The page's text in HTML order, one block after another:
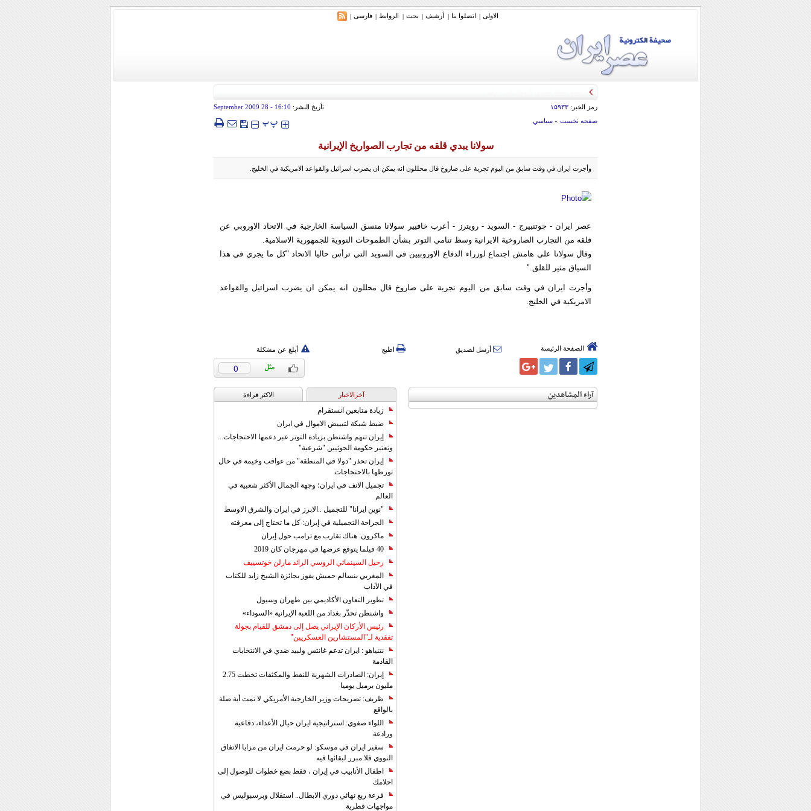
الاولی | اتصلوا بنا | أرشیف | بحث | الروابط | فارسی |
رمز الخبر: ۱۵۹۳۳ تأريخ النشر: 16:10
- 28 September 2009
صفحه نخست» سياسي ‍‍‍ پپ
سولانا يبدي قلقه من تجارب الصواريخ الإيرانية
وأجرت ايران في وقت سابق من اليوم تجربة على صاروخ قال محللون انه يمكن ان يضرب اسرائيل والقواعد الامريكية في الخليج.
عصر ایران - جوتنبيرج - السويد - رويترز - أعرب خافيير سولانا منسق السياسة الخارجية في الاتحاد الاوروبي عن
قلقه من التجارب الصاروخية الايرانية وسط تنامي التوتر بشأن الطموحات النووية للجمهورية الاسلامية.
وقال سولانا على هامش اجتماع لوزراء الدفاع الاوروبيين في السويد التي ترأس حاليا الاتحاد "كل ما يجري في هذا
السياق مثير للقلق."
وأجرت ايران في وقت سابق من اليوم تجربة على صاروخ قال محللون انه يمكن ان يضرب اسرائيل والقواعد
الامريكية في الخليج.
الصفحة الرئيسة أرسل لصديق اطبع أبلغ عن مشكلة
0
آراء المشاهدين آخرالاخبار الاکثر قراءة
زيادة متابعين انستقرام
ضبط شبكة لتبييض الاموال في ايران
إيران تتهم واشنطن بزيادة التوتر عبر دعمها الاحتجاجات...
وتعتبر حكومة الحوثيين "شرعية"
إيران تحذر "دولا في المنطقة" من عواقب وخيمة في حال
تورطها بالاحتجاجات
تجميل الانف في ايران؛ وجهة الجمال الأكثر شعبية في
العالم
"نوين ايرانا" للتجميل ..الابرز في ايران والشرق الاوسط
الجراحة التجميلية في إيران: كل ما تحتاج إلى معرفته
ماكرون: هناك تقارب مع ترامب حول إيران
40 فيلما يتوقع عرضها في مهرجان كان 2019
رحيل السينمائي الروسي الرائد مارلن خوتسييف
المغربي بنسالم حميش يفوز بجائزة الشيخ زايد للكتاب
في الآداب
تطوير التعاون الأكاديمي بين طهران وسيول
واشنطن تحذّر بغداد من اللعبة الإيرانية «السوداء»
رئيس الأركان الإيراني يصل إلى دمشق للقيام بجولة
تفقدية لـ"المستشارين العسكريين"
نتنياهو : ايران تدعم غانتس ولبيد ضدي في الانتخابات
القادمة
إيران: الصادرات الشهریة للنفط والمكثفات تخطت 2.75
مليون برميل يوميا
ظريف: تصريحات وزير الخارجية الأمريكي لا تمت أية صلة
بالواقع
اللواء صفوي: استراتيجية ايران حيال الأعداء، دفاعية
ورادعة
سفير ايران في موسكو: لو حرمت ايران من مزايا الاتفاق
النووي فلا مبرر لبقائها فيه
اطفال الأنابيب في إيران ، فقط بضع خطوات للوصول إلى
احلامك
قرعة ربع نهائي دوري الابطال.. استقلال وبرسبوليس في
مواجهات قطرية